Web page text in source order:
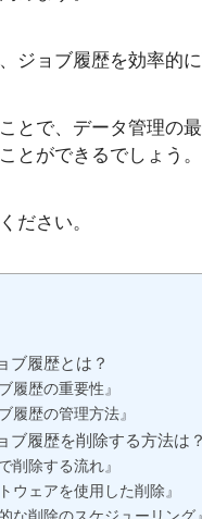
ジョブ履歴を効率的
とで、データ管理の
とができるでしょう。
ださい。
ブ履歴とは？
履歴の重要性』
履歴の管理方法』
ブ履歴を削除する方法は？
削除する流れ』
ウェアを使用した削除』